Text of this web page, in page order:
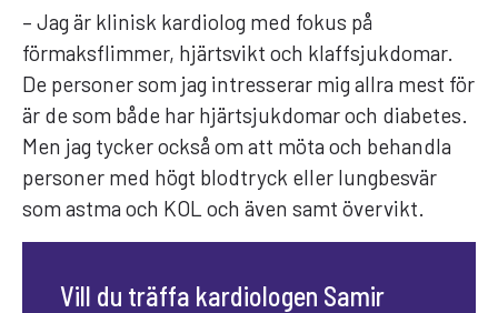
– Jag är klinisk kardiolog med fokus på
förmaksflimmer, hjärtsvikt och klaffsjukdomar.
De personer som jag intresserar mig allra mest för
är de som både har hjärtsjukdomar och diabetes.
Men jag tycker också om att möta och behandla
personer med högt blodtryck eller lungbesvär
som astma och KOL och även samt övervikt.
Vill du träffa kardiologen Samir